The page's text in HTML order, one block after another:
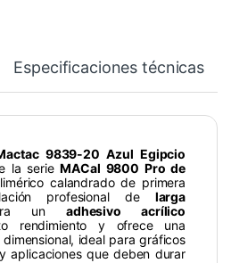
Especificaciones técnicas
9839-20 Azul Egipcio
la serieMACal 9800 Pro de
calandrado de primera
profesional de larga
un adhesivo acrílico
rendimiento y ofrece una
ideal para gráficos
aplicaciones que deben durar